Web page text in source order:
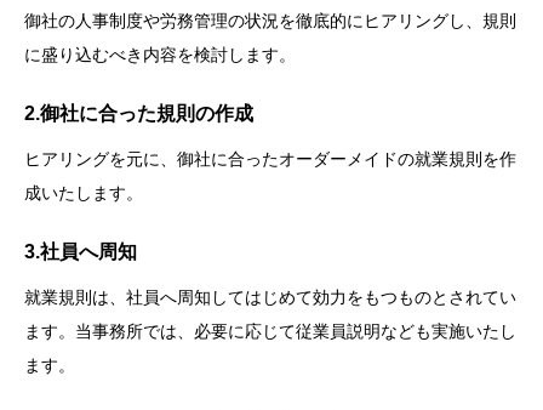
御社の人事制度や労務管理の状況を徹底的にヒアリングし、規則
に盛り込むべき内容を検討します。
2.御社に合った規則の作成
ヒアリングを元に、御社に合ったオーダーメイドの就業規則を作
成いたします。
3.社員へ周知
就業規則は、社員へ周知してはじめて効力をもつものとされてい
ます。当事務所では、必要に応じて従業員説明なども実施いたし
ます。